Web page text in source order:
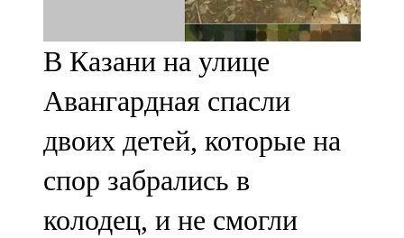
Яр Чаллы
105,5 FM
В Казани на улице
Авангардная спасли
двоих детей, которые на
спор забрались в
колодец, и не смогли